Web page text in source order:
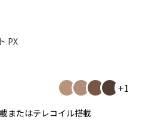
PX
+1
またはテレコイル搭載